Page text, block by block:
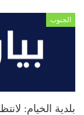
الجنوب
بلدية الخيام: